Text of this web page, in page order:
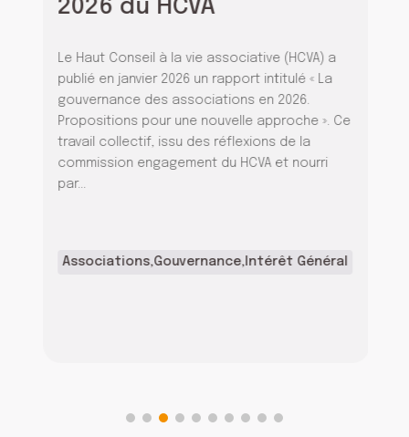
2026 du HCVA
Le Haut Conseil à la vie associative (HCVA) a
publié en janvier 2026 un rapport intitulé « La
gouvernance des associations en 2026.
Propositions pour une nouvelle approche ». Ce
travail collectif, issu des réflexions de la
commission engagement du HCVA et nourri
par...
Associations,Gouvernance,Intérêt Général